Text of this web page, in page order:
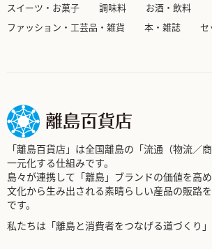
スイーツ・お菓子
調味料
お酒・飲料
ファッション・工芸品・雑貨
本・雑誌 セ
「離島百貨店」は全国離島の「流通（物流／
一元化する仕組みです。
島々が連携して「離島」ブランドの価値を高
文化から生み出される素晴らしい産品の販路
です。
私たちは「離島と消費者をつなげる道づくり」